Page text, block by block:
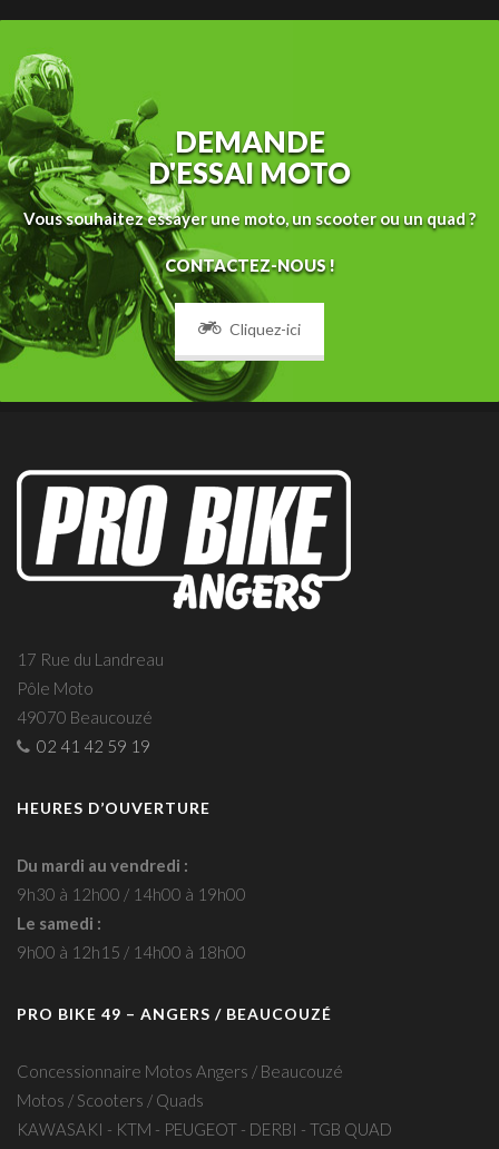
DEMANDE
D'ESSAI MOTO
Vous souhaitez essayer une moto, un scooter ou un quad ?
CONTACTEZ-NOUS !
Cliquez-ici
17 Rue du Landreau
Pôle Moto
49070 Beaucouzé
02 41 42 59 19
HEURES D’OUVERTURE
Du mardi au vendredi :
9h30 à 12h00 / 14h00 à 19h00
Le samedi :
9h00 à 12h15 / 14h00 à 18h00
PRO BIKE 49 – ANGERS / BEAUCOUZÉ
Concessionnaire Motos Angers / Beaucouzé
Motos / Scooters / Quads
KAWASAKI - KTM - PEUGEOT - DERBI - TGB QUAD